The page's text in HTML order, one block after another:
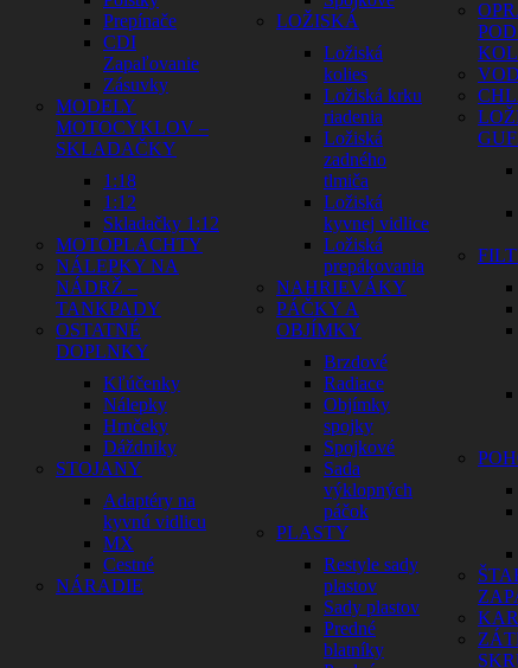
Prepínače
CDI
Zapaľovanie
Zásuvky
MODELY
MOTOCYKLOV –
SKLADAČKY
1:18
1:12
Skladačky 1:12
MOTOPLACHTY
NÁLEPKY NA
NÁDRŽ –
TANKPADY
OSTATNÉ
DOPLNKY
Kľúčenky
Nálepky
Hrnčeky
Dáždniky
STOJANY
Adaptéry na
kyvnú vidlicu
MX
Cestné
NÁRADIE
LOŽISKÁ
Ložiská
kolies
Ložiská krku
riadenia
Ložiská
zadného
tlmiča
Ložiská
kyvnej vidlice
Ložiská
prepákovania
NAHRIEVÁKY
PÁČKY A
OBJÍMKY
Brzdové
Radiace
Objímky
spojky
Spojkové
Sada
výklopných
páčok
PLASTY
Restyle sady
plastov
Sady plastov
Predné
blatníky